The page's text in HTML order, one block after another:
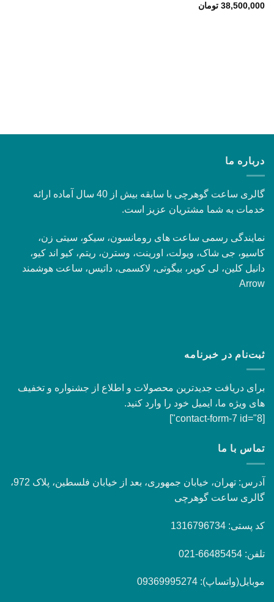
38,500,000 تومان
درباره ما
گالری ساعت گوهرچی با سابقه بیش از 40 سال آماده ارائه
خدمات به شما مشتریان عزیز است.
نمایندگی رسمی ساعت های رومانسون، سیکو، سیتی زن،
کاسیو، جی شاک، ویولت، اورینت، وسترن، ریتم، کیو اند کیو،
دانیل کلین، لی کوپر، بیگوتی، لاکسمی، داتیس، ساعت هوشمند
Arrow
ثبت‌نام در خبرنامه
برای دریافت جدیدترین محصولات و اطلاع از جشنواره و تخفیف
های ویژه ما، ایمیل خود را وارد کنید.
[contact-form-7 id="8"]
تماس با ما
آدرس: تهران، خیابان جمهوری، بعد از خیابان فلسطین، پلاک 972،
گالری ساعت گوهرچی
کد پستی: 1316796734
تلفن: 66485454-021
موبایل(واتساپ): 09369995274